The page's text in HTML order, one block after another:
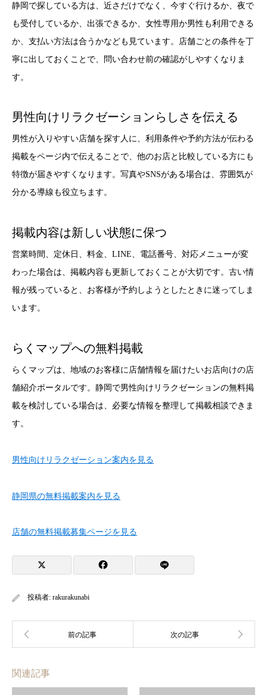
静岡で探している方は、近さだけでなく、今すぐ行けるか、夜で
も受付しているか、出張できるか、女性専用か男性も利用できる
か、支払い方法は合うかなども見ています。店舗ごとの条件を丁
寧に出しておくことで、問い合わせ前の確認がしやすくなりま
す。
男性向けリラクゼーションらしさを伝える
男性が入りやすい店舗を探す人に、利用条件や予約方法が伝わる
掲載をページ内で伝えることで、他のお店と比較している方にも
特徴が届きやすくなります。写真やSNSがある場合は、雰囲気が
分かる導線も役立ちます。
掲載内容は新しい状態に保つ
営業時間、定休日、料金、LINE、電話番号、対応メニューが変
わった場合は、掲載内容も更新しておくことが大切です。古い情
報が残っていると、お客様が予約しようとしたときに迷ってしま
います。
らくマップへの無料掲載
らくマップは、地域のお客様に店舗情報を届けたいお店向けの店
舗紹介ポータルです。静岡で男性向けリラクゼーションの無料掲
載を検討している場合は、必要な情報を整理して掲載相談できま
す。
男性向けリラクゼーション案内を見る
静岡県の無料掲載案内を見る
店舗の無料掲載募集ページを見る
投稿者: rakurakunabi
関連記事